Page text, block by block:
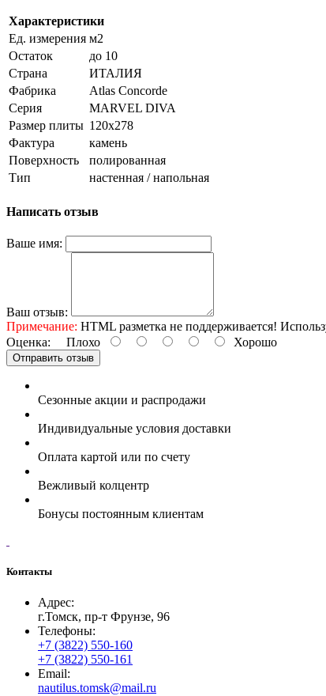
Характеристики
Ед. измерения м2
Остаток
до 10
Страна
ИТАЛИЯ
Фабрика
Atlas Concorde
Серия
MARVEL DIVA
Размер плиты 120x278
Фактура
камень
Поверхность
полированная
Тип
настенная / напольная
Написать отзыв
Ваше имя:
Ваш отзыв:
Примечание: HTML разметка не поддерживается!
Оценка: Плохо Хорошо
Отправить отзыв
Сезонные акции и распродажи
Индивидуальные условия доставки
Оплата картой или по счету
Вежливый колцентр
Бонусы постоянным клиентам
Контакты
Адрес:
г.Томск, пр-т Фрунзе, 96
Телефоны:
+7 (3822) 550-160
+7 (3822) 550-161
Email:
nautilus.tomsk@mail.ru